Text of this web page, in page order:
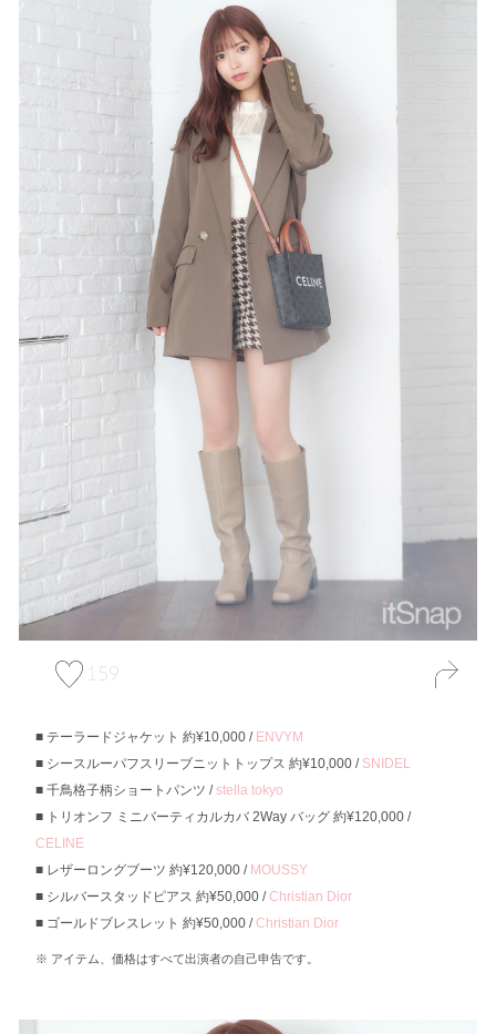
159
テーラードジャケット 約¥10,000 / ENVYM
シースルーパフスリーブニットトップス 約¥10,000 / SNIDEL
千鳥格子柄ショートパンツ /stella tokyo
トリオンフ ミニバーティカルカバ 2Way バッグ 約¥120,000 /
CELINE
レザーロングブーツ 約¥120,000 / MOUSSY
シルバースタッドピアス 約¥50,000 /Christian Dior
ゴールドブレスレット 約¥50,000 /Christian Dior
アイテム、価格はすべて出演者の自己申告です。